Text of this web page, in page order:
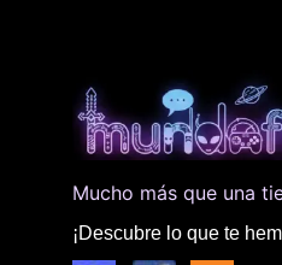
Mucho más que una
¡Descubre lo que te